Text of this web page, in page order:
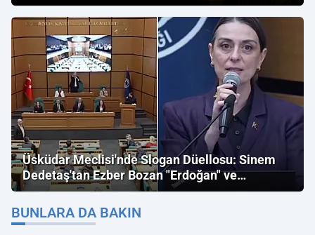
Üsküdar Meclisi'nde Slogan Düellosu: Sinem
Dedetaş'tan Ezber Bozan "Erdoğan" ve
"İmamoğlu" Çıkışı!
BUNLARA DA BAKIN